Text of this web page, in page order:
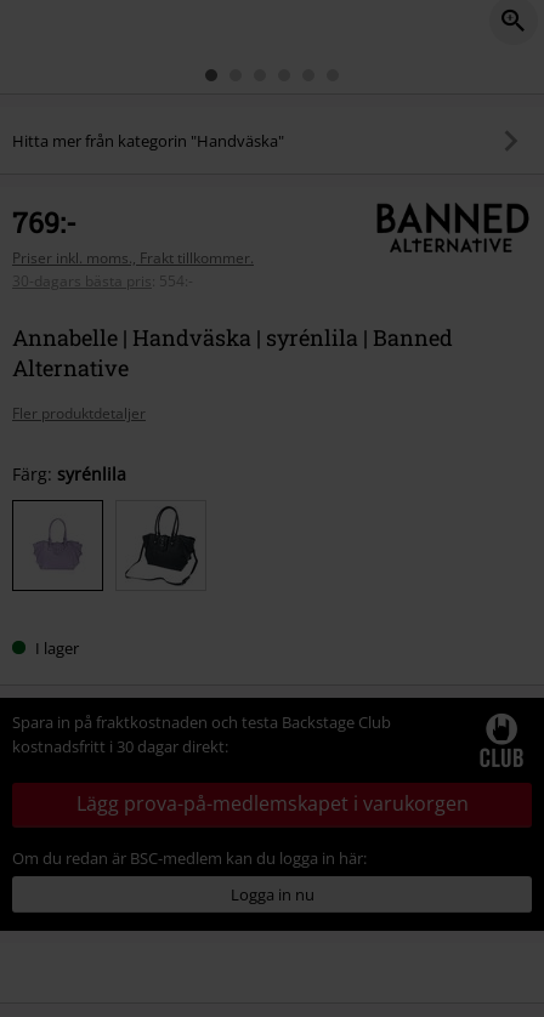
Hitta mer från kategorin "Handväska"
769:-
Priser inkl. moms., Frakt tillkommer.
30-dagars bästa pris
554:-
Annabelle | Handväska | syrénlila | Banned
Alternative
Fler produktdetaljer
Välj
din
storlek
Färg: syrénlila
I lager
Spara in på fraktkostnaden och testa Backstage Club
kostnadsfritt i 30 dagar direkt:
Lägg prova-på-medlemskapet i varukorgen
Om du redan är BSC-medlem kan du logga in här:
Logga in nu